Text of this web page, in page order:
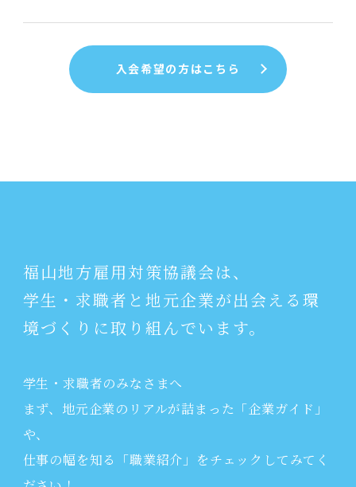
入会希望の方はこちら
福山地方雇用対策協議会は、
学生・求職者と地元企業が出会える環
境づくりに取り組んでいます。
学生・求職者のみなさまへ
まず、地元企業のリアルが詰まった「企業ガイド」
や、
仕事の幅を知る「職業紹介」をチェックしてみてく